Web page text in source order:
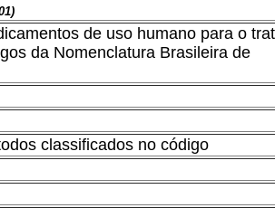
de uso humano para o
da Nomenclatura Brasileira de
classificados no código